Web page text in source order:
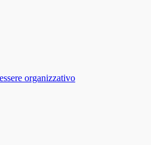
organizzativo